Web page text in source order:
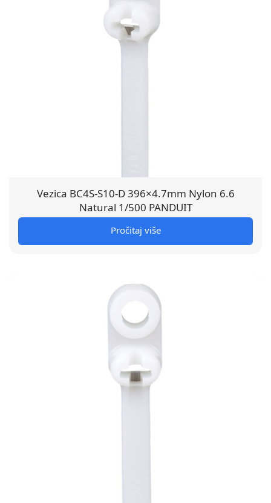
Vezica BC4S-S10-D 396×4.7mm Nylon 6.6
Natural 1/500 PANDUIT
Pročitaj više